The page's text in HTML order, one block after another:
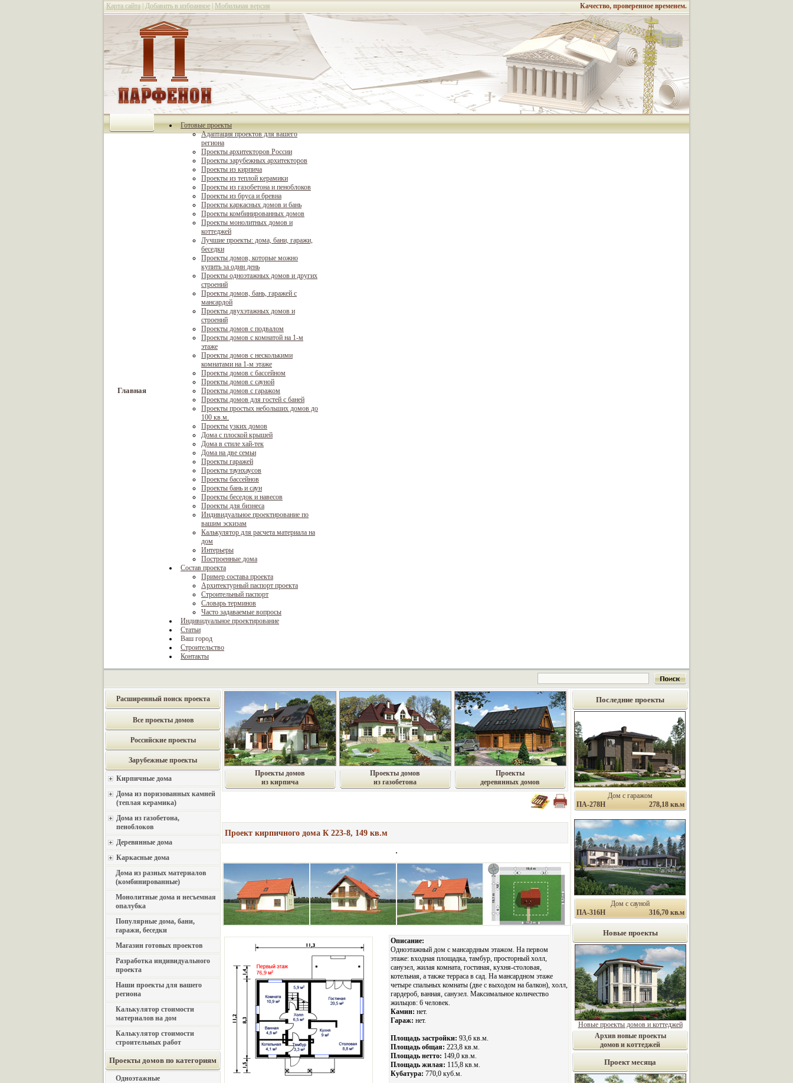
Карта сайта Добавить в избранное Мобильная версия Качество, проверенное временем.
Главная
Готовые проекты
Адаптация проектов для вашего
региона
Проекты архитекторов России
Проекты зарубежных архитекторов
Проекты из кирпича
Проекты из теплой керамики
Проекты из газобетона и пеноблоков
Проекты из бруса и бревна
Проекты каркасных домов и бань
Проекты комбинированных домов
Проекты монолитных домов и
коттеджей
Лучшие проекты: дома, бани, гаражи,
беседки
Проекты домов, которые можно
купить за один день
Проекты одноэтажных домов и других
строений
Проекты домов, бань, гаражей с
мансардой
Проекты двухэтажных домов и
строений
Проекты домов с подвалом
Проекты домов с комнатой на 1-м
этаже
Проекты домов с несколькими
комнатами на 1-м этаже
Проекты домов с бассейном
Проекты домов с сауной
Проекты домов с гаражом
Проекты домов для гостей с баней
Проекты простых небольших домов до
100 кв.м.
Проекты узких домов
Дома с плоской крышей
Дома в стиле хай-тек
Дома на две семьи
Проекты гаражей
Проекты таунхаусов
Проекты бассейнов
Проекты бань и саун
Проекты беседок и навесов
Проекты для бизнеса
Индивидуальное проектирование по
вашим эскизам
Калькулятор для расчета материала на
дом
Интерьеры
Построенные дома
Состав проекта
Пример состава проекта
Архитектурный паспорт проекта
Строительный паспорт
Словарь терминов
Часто задаваемые вопросы
Индивидуальное проектирование
Статьи
Ваш город
Строительство
Контакты
Расширенный поиск проекта
Все проекты домов
Российские проекты
Зарубежные проекты
Кирпичные дома
Дома из поризованных камней
(теплая керамика)
Дома из газобетона,
пеноблоков
Деревянные дома
Каркасные дома
Дома из разных материалов
(комбинированные)
Монолитные дома и несъемная
опалубка
Популярные дома, бани,
гаражи, беседки
Магазин готовых проектов
Разработка индивидуального
проекта
Наши проекты для вашего
региона
Калькулятор стоимости
материалов на дом
Калькулятор стоимости
строительных работ
Проекты домов по категориям
Одноэтажные
Проекты домов
из кирпича
Проекты домов
из газобетона
Проекты
деревянных домов
Проект кирпичного дома К 223-8, 149 кв.м
Описание:
Одноэтажный дом с мансардным этажом. На первом
этаже: входная площадка, тамбур, просторный холл,
санузел, жилая комната, гостиная, кухня-столовая,
котельная, а также терраса в сад. На мансардном этаже
четыре спальных комнаты (две с выходом на балкон), холл,
гардероб, ванная, санузел. Максимальное количество
жильцов: 6 человек.
Камин: нет.
Гараж: нет.
Площадь застройки: 93,6 кв.м.
Площадь общая: 223,8 кв.м.
Площадь нетто: 149,0 кв.м.
Площадь жилая: 115,8 кв.м.
Кубатура: 770,0 куб.м.
Последние проекты
Дом с гаражом
ПА-278Н
278,18 кв.м
Дом с сауной
ПА-316Н
316,70 кв.м
Новые проекты
Новые проекты домов и коттеджей
Архив новые проекты
домов и коттеджей
Проект месяца